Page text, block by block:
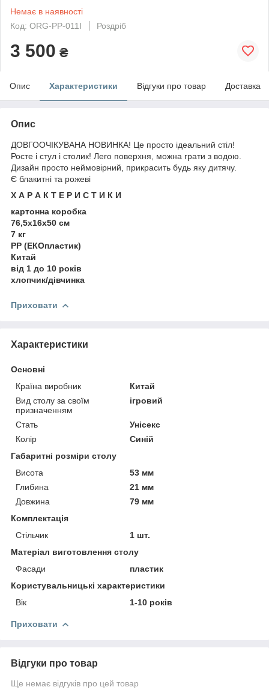
Немає в наявності
Код: ORG-PP-011I
Роздріб
3 500 ₴
Опис Характеристики Відгуки про товар Доставка
Опис
ДОВГООЧІКУВАНА НОВИНКА! Це просто ідеальний стіл!
Росте і стул і столик! Лего поверхня, можна грати з водою.
Дизайн просто неймовірний, прикрасить будь яку дитячу.
Є блакитні та рожеві
Х А Р А К Т Е Р И С Т И К И
картонна коробка
76,5х16х50 см
7 кг
PP (ЕКОпластик)
Китай
від 1 до 10 років
хлопчик/дівчинка
Приховати
Характеристики
Основні
Країна виробник
Китай
Вид столу за своїм
призначенням
ігровий
Стать
Унісекс
Колір
Синій
Габаритні розміри столу
Висота
53 мм
Глибина
21 мм
Довжина
79 мм
Комплектація
Стільчик
1 шт.
Матеріал виготовлення столу
Фасади
пластик
Користувальницькі характеристики
Вік
1-10 років
Приховати
Відгуки про товар
Ще немає відгуків про цей товар